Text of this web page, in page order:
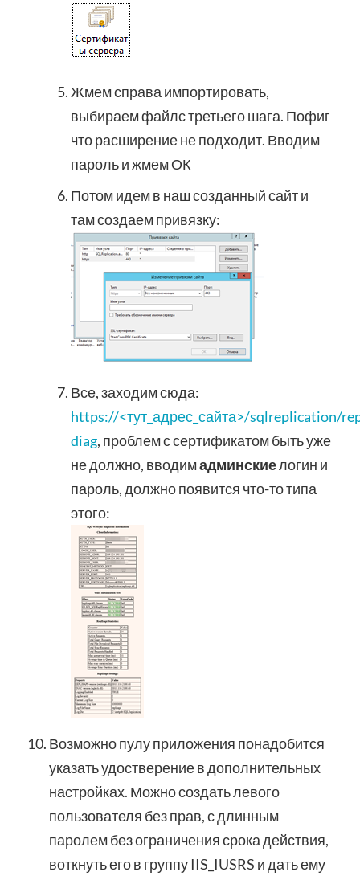
Жмем справа импортировать,
выбираем файлс третьего шага. Пофиг
что расширение не подходит. Вводим
пароль и жмем ОК
Потом идем в наш созданный сайт и
там создаем привязку:
Все, заходим сюда:
https://<тут_адрес_сайта>/sqlreplication/
diag, проблем с сертификатом быть уже
не должно, вводимадминскиелогин и
пароль, должно появится что-то типа
этого:
Возможно пулу приложения понадобится
указать удостверение в дополнительных
настройках. Можно создать левого
пользователя без прав, с длинным
паролем без ограничения срока действия,
воткнуть его в группу IIS_IUSRS и дать ему